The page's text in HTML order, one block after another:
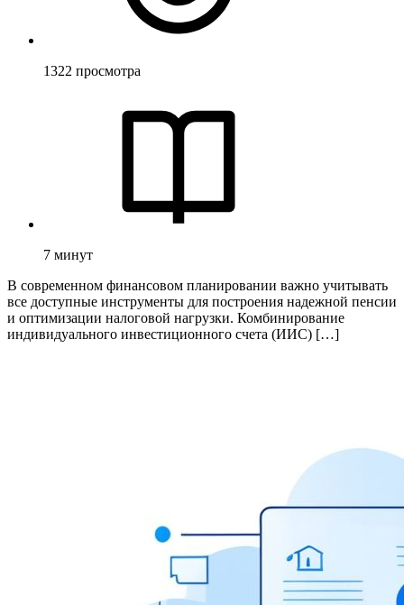
1322 просмотра
7 минут
В современном финансовом планировании важно учитывать
все доступные инструменты для построения надежной пенсии
и оптимизации налоговой нагрузки. Комбинирование
индивидуального инвестиционного счета (ИИС) […]